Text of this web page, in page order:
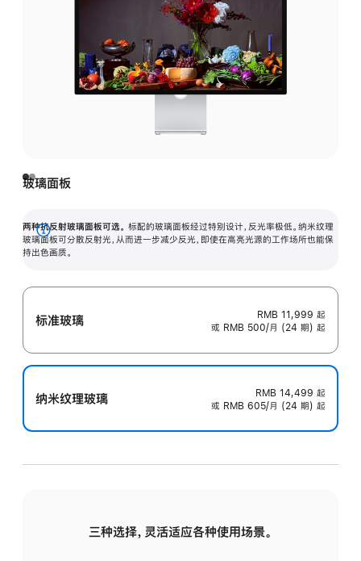
玻璃面板
两种抗反射玻璃面板可选。 标配的玻璃面板经过特别设计，反光率极低。纳米纹理
玻璃面板可分散反射光，从而进一步减少反光，即使在高亮光源的工作场所也能保
持出色画质。
展
开
标准玻璃 RMB 11,999 起
或 RMB 500/月 (24 期) 起
纳米纹理玻璃 RMB 14,499 起
或 RMB 605/月 (24 期) 起
三种选择，灵活适应各种使用场景。